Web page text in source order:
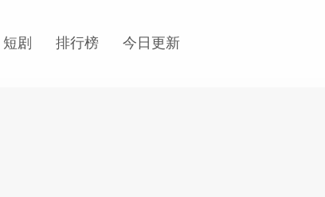
短剧 排行榜 今日更新